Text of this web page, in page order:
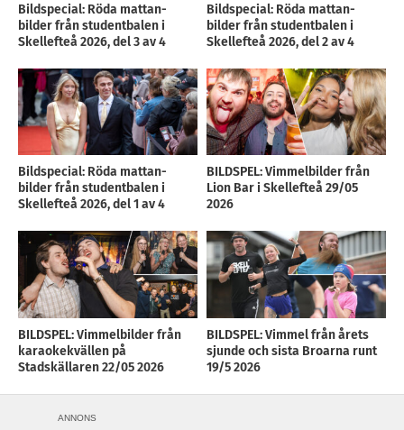
Bildspecial: Röda mattan-
bilder från studentbalen i
Skellefteå 2026, del 3 av 4
Bildspecial: Röda mattan-
bilder från studentbalen i
Skellefteå 2026, del 2 av 4
Bildspecial: Röda mattan-
bilder från studentbalen i
Skellefteå 2026, del 1 av 4
BILDSPEL: Vimmelbilder från
Lion Bar i Skellefteå 29/05
2026
BILDSPEL: Vimmelbilder från
karaokekvällen på
Stadskällaren 22/05 2026
BILDSPEL: Vimmel från årets
sjunde och sista Broarna runt
19/5 2026
ANNONS